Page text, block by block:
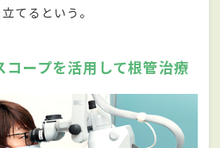
てるという。
コープを活用して根管治療